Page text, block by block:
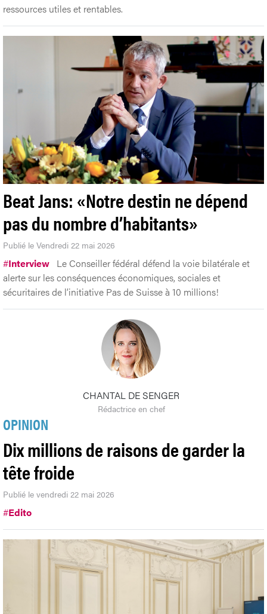
ressources utiles et rentables.
Beat Jans: «Notre destin ne dépend
pas du nombre d’habitants»
Publié le Vendredi 22 mai 2026
#Interview Le Conseiller fédéral défend la voie bilatérale et
alerte sur les conséquences économiques, sociales et
sécuritaires de l’initiative Pas de Suisse à 10 millions!
CHANTAL DE SENGER
Rédactrice en chef
OPINION
Dix millions de raisons de garder la
tête froide
Publié le vendredi 22 mai 2026
#Edito